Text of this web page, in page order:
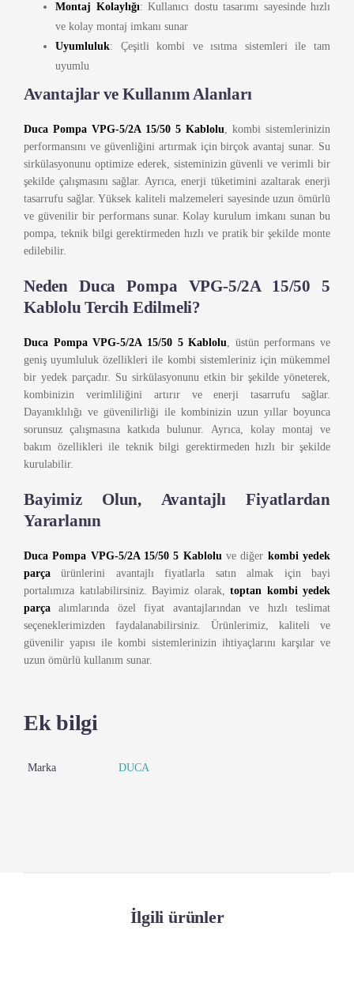
Montaj Kolaylığı: Kullanıcı dostu tasarımı sayesinde hızlı
ve kolay montaj imkanı sunar
Uyumluluk: Çeşitli kombi ve ısıtma sistemleri ile tam
uyumlu
Avantajlar ve Kullanım Alanları
Duca Pompa VPG-5/2A 15/50 5 Kablolu, kombi sistemlerinizin
performansını ve güvenliğini artırmak için birçok avantaj sunar. Su
sirkülasyonunu optimize ederek, sisteminizin güvenli ve verimli bir
şekilde çalışmasını sağlar. Ayrıca, enerji tüketimini azaltarak enerji
tasarrufu sağlar. Yüksek kaliteli malzemeleri sayesinde uzun ömürlü
ve güvenilir bir performans sunar. Kolay kurulum imkanı sunan bu
pompa, teknik bilgi gerektirmeden hızlı ve pratik bir şekilde monte
edilebilir.
Neden Duca Pompa VPG-5/2A 15/50 5
Kablolu Tercih Edilmeli?
Duca Pompa VPG-5/2A 15/50 5 Kablolu, üstün performans ve
geniş uyumluluk özellikleri ile kombi sistemleriniz için mükemmel
bir yedek parçadır. Su sirkülasyonunu etkin bir şekilde yöneterek,
kombinizin verimliliğini artırır ve enerji tasarrufu sağlar.
Dayanıklılığı ve güvenilirliği ile kombinizin uzun yıllar boyunca
sorunsuz çalışmasına katkıda bulunur. Ayrıca, kolay montaj ve
bakım özellikleri ile teknik bilgi gerektirmeden hızlı bir şekilde
kurulabilir.
Bayimiz Olun, Avantajlı Fiyatlardan
Yararlanın
Duca Pompa VPG-5/2A 15/50 5 Kabloluve diğer kombi yedek
parça ürünlerini avantajlı fiyatlarla satın almak için bayi
portalımıza katılabilirsiniz. Bayimiz olarak, toptan kombi yedek
parça alımlarında özel fiyat avantajlarından ve hızlı teslimat
seçeneklerimizden faydalanabilirsiniz. Ürünlerimiz, kaliteli ve
güvenilir yapısı ile kombi sistemlerinizin ihtiyaçlarını karşılar ve
uzun ömürlü kullanım sunar.
Ek bilgi
Marka DUCA
İlgili ürünler